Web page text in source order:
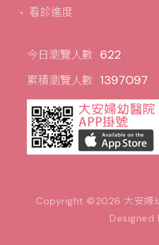
看診進度
今日瀏覽人數 622
累積瀏覽人數 1397097
Copyright ©2026 大安婦
Designed